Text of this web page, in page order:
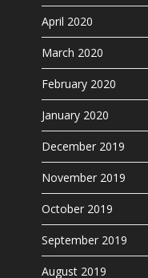
April 2020
March 2020
February 2020
January 2020
December 2019
November 2019
October 2019
September 2019
August 2019